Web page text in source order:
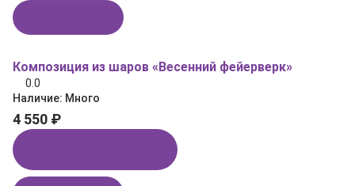
Композиция из шаров «Весенний фейерверк»
0.0
Наличие: Много
4 550 ₽